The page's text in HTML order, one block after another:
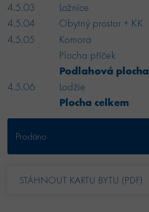
4.5.03 Ložnice
4.5.04 Obytný prostor + KK
4.5.05 Komora
Plocha příček
Podlahová plocha
4.5.06 Lodžie
Plocha celkem
Prodáno
STÁHNOUT KARTU BYTU (PDF)